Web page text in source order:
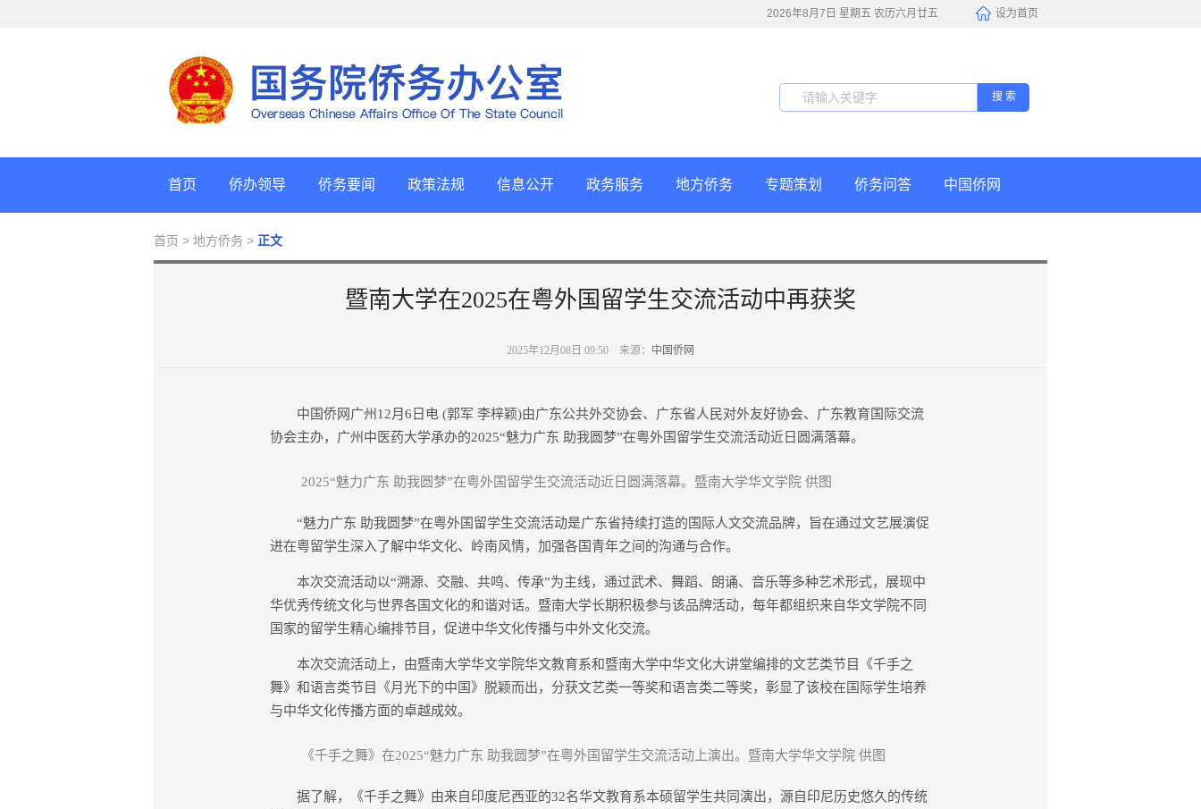
设为首页
2026年8月7日 星期五 农历六月廿五
搜 索
首页 侨办领导 侨务要闻 政策法规 信息公开 政务服务 地方侨务 专题策划 侨务问答 中国侨网
首页 > 地方侨务 > 正文
暨南大学在2025在粤外国留学生交流活动中再获奖
2025年12月08日 09:50 来源： 中国侨网
中国侨网广州12月6日电 (郭军 李梓颖)由广东公共外交协会、广东省人民对外友好协会、广东教育国际交流
协会主办，广州中医药大学承办的2025“魅力广东 助我圆梦”在粤外国留学生交流活动近日圆满落幕。
2025“魅力广东 助我圆梦”在粤外国留学生交流活动近日圆满落幕。暨南大学华文学院 供图
“魅力广东 助我圆梦”在粤外国留学生交流活动是广东省持续打造的国际人文交流品牌，旨在通过文艺展演促
进在粤留学生深入了解中华文化、岭南风情，加强各国青年之间的沟通与合作。
本次交流活动以“溯源、交融、共鸣、传承”为主线，通过武术、舞蹈、朗诵、音乐等多种艺术形式，展现中
华优秀传统文化与世界各国文化的和谐对话。暨南大学长期积极参与该品牌活动，每年都组织来自华文学院不同
国家的留学生精心编排节目，促进中华文化传播与中外文化交流。
本次交流活动上，由暨南大学华文学院华文教育系和暨南大学中华文化大讲堂编排的文艺类节目《千手之
舞》和语言类节目《月光下的中国》脱颖而出，分获文艺类一等奖和语言类二等奖，彰显了该校在国际学生培养
与中华文化传播方面的卓越成效。
《千手之舞》在2025“魅力广东 助我圆梦”在粤外国留学生交流活动上演出。暨南大学华文学院 供图
据了解，《千手之舞》由来自印度尼西亚的32名华文教育系本硕留学生共同演出，源自印尼历史悠久的传统